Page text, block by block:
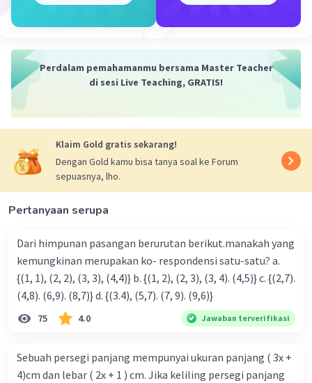
Iklan
Perdalam pemahamanmu bersama Master Teacher
di sesi Live Teaching, GRATIS!
Klaim Gold gratis sekarang!
Dengan Gold kamu bisa tanya soal ke Forum
sepuasnya, lho.
Pertanyaan serupa
Dari himpunan pasangan berurutan berikut.manakah yang
kemungkinan merupakan ko- respondensi satu-satu? a.
{(1, 1), (2, 2), (3, 3), (4,4)} b. {(1, 2), (2, 3), (3, 4). (4,5)} c. {(2,7).
(4,8). (6,9). (8,7)} d. {(3.4), (5,7). (7, 9). (9,6)}
75 4.0 Jawaban terverifikasi
Sebuah persegi panjang mempunyai ukuran panjang ( 3x +
4)cm dan lebar ( 2x + 1 ) cm. Jika keliling persegi panjang